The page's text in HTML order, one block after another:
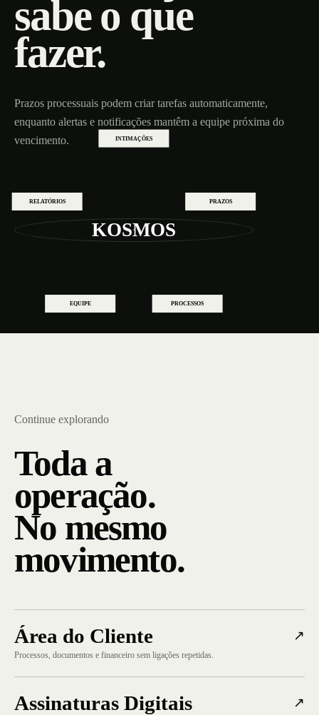
sabe o que
fazer.
Prazos processuais podem criar tarefas automaticamente,
enquanto alertas e notificações mantêm a equipe próxima do
vencimento.
KOSMOS
INTIMAÇÕES
PRAZOS
PROCESSOS
EQUIPE
RELATÓRIOS
Continue explorando
Toda a
operação.
No mesmo
movimento.
Área do Cliente ↗
Processos, documentos e financeiro sem ligações repetidas.
Assinaturas Digitais ↗